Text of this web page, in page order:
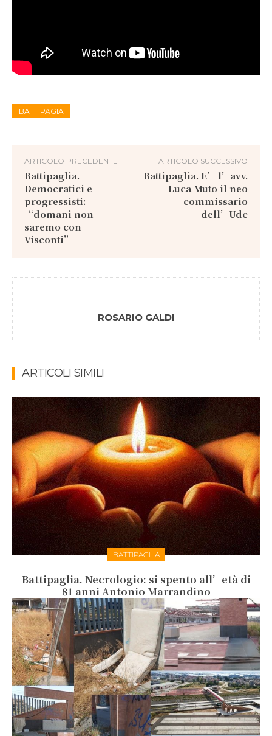
BATTIPAGIA
ARTICOLO PRECEDENTE
Battipaglia.
Democratici e
progressisti:
“domani non
saremo con
Visconti”
ARTICOLO SUCCESSIVO
Battipaglia. E’ l’avv.
Luca Muto il neo
commissario
dell’Udc
ROSARIO GALDI
ARTICOLI SIMILI
BATTIPAGLIA
Battipaglia. Necrologio: si spento all’età di
81 anni Antonio Marrandino